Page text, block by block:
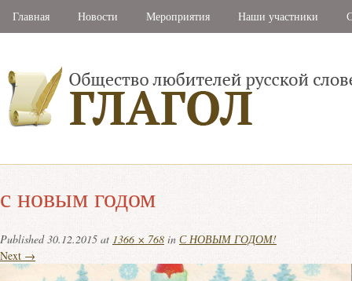
Главная Новости Мероприятия Наши участники
с новым годом
Published30.12.2015 at 1366 × 768 in С НОВЫМ ГОДОМ!
Next →